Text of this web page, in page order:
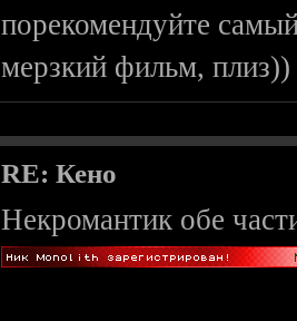
порекомендуйте
мерзкий фильм, плиз))
RE: Кено
Некромантик обе